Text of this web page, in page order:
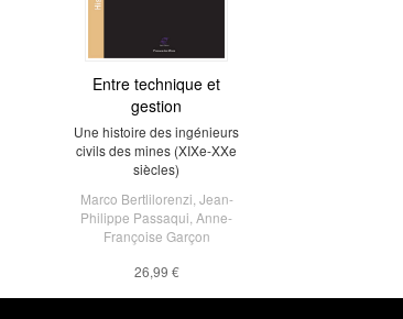
Entre technique et
gestion
Une histoire des ingénieurs
civils des mines (XIXe-XXe
siècles)
Marco Bertlilorenzi Jean-
Philippe Passaqui Anne-
Françoise Garçon
26,99 €